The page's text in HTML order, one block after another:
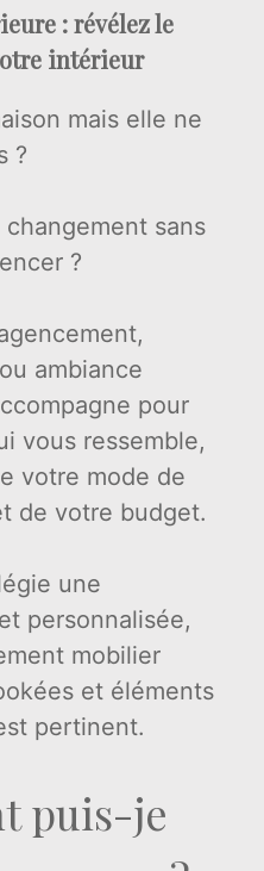
: révélez le
intérieur
mais elle ne
?
sans
?
ambiance
pour
vous ressemble,
votre mode de
de votre budget.
une
personnalisée,
mobilier
et éléments
pertinent.
puis-je